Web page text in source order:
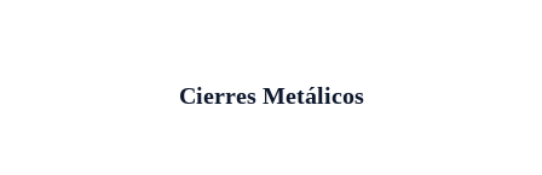
Cierres Metálicos